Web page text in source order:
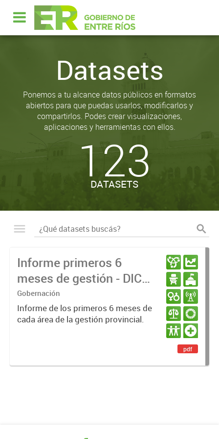
Datasets
Ponemos a tu alcance datos públicos en formatos
abiertos para que puedas usarlos, modificarlos y
compartirlos. Podes crear visualizaciones,
aplicaciones y herramientas con ellos.
123
DATASETS
Informe primeros 6
meses de gestión - DIC
23 / JUN 24
Gobernación
Informe de los primeros 6 meses de
cada área de la gestión provincial.
pdf